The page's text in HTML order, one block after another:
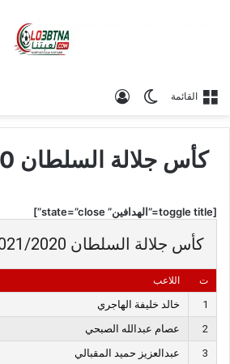
القائمة الوضع المظلم
كأس جلالة السلطان 2021/2020
[toggle title=”الهدافين” state=”close”]
كأس جلالة السلطان 2021/2020
ت اللاعب
1 خالد خليفة الهاجري
2
عصام عبدالله الصبحي
3
عبدالعزيز حميد المقبالي